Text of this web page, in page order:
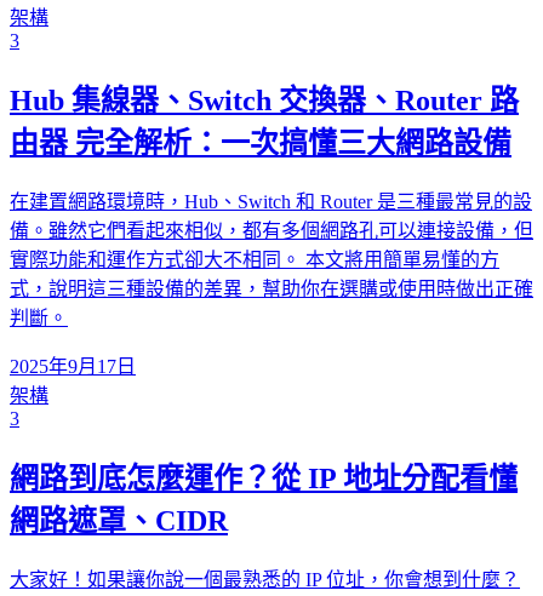
架構
3
Hub 集線器、Switch 交換器、Router 路
由器 完全解析：一次搞懂三大網路設備
在建置網路環境時，Hub、Switch 和 Router 是三種最常見的設
備。雖然它們看起來相似，都有多個網路孔可以連接設備，但
實際功能和運作方式卻大不相同。 本文將用簡單易懂的方
式，說明這三種設備的差異，幫助你在選購或使用時做出正確
判斷。
2025年9月17日
架構
3
網路到底怎麼運作？從 IP 地址分配看懂
網路遮罩、CIDR
大家好！如果讓你說一個最熟悉的 IP 位址，你會想到什麼？